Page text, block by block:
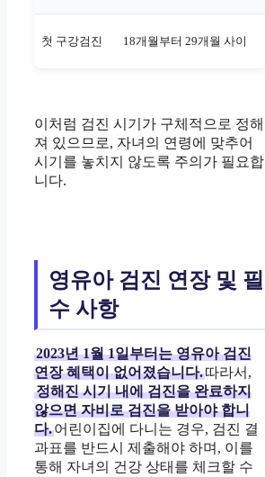
첫 구강검진 18개월부터 29개월 사이
이처럼 검진 시기가 구체적으로 정해
져 있으므로, 자녀의 연령에 맞추어
시기를 놓치지 않도록 주의가 필요합
니다.
영유아 검진 연장 및 필
수 사항
2023년 1월 1일부터는 영유아 검진
연장 혜택이 없어졌습니다.따라서,
정해진 시기 내에 검진을 완료하지
않으면 자비로 검진을 받아야 합니
다.어린이집에 다니는 경우, 검진 결
과표를 반드시 제출해야 하며, 이를
통해 자녀의 건강 상태를 체크할 수